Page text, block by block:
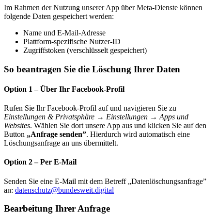
Im Rahmen der Nutzung unserer App über Meta-Dienste können
folgende Daten gespeichert werden:
Name und E-Mail-Adresse
Plattform-spezifische Nutzer-ID
Zugriffstoken (verschlüsselt gespeichert)
So beantragen Sie die Löschung Ihrer Daten
Option 1 – Über Ihr Facebook-Profil
Rufen Sie Ihr Facebook-Profil auf und navigieren Sie zu
Einstellungen & Privatsphäre → Einstellungen → Apps und
Websites. Wählen Sie dort unsere App aus und klicken Sie auf den
Button „Anfrage senden”. Hierdurch wird automatisch eine
Löschungsanfrage an uns übermittelt.
Option 2 – Per E-Mail
Senden Sie eine E-Mail mit dem Betreff „Datenlöschungsanfrage”
an: datenschutz@bundesweit.digital
Bearbeitung Ihrer Anfrage